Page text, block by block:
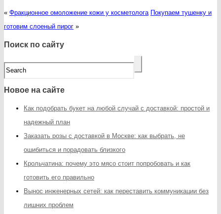
« Фракционное омоложение кожи у косметолога Покупаем тушенку и
готовим слоеный пирог »
Поиск по сайту
Новое на сайте
Как подобрать букет на любой случай с доставкой: простой и
надежный план
Заказать розы с доставкой в Москве: как выбрать, не
ошибиться и порадовать близкого
Крольчатина: почему это мясо стоит попробовать и как
готовить его правильно
Вынос инженерных сетей: как переставить коммуникации без
лишних проблем